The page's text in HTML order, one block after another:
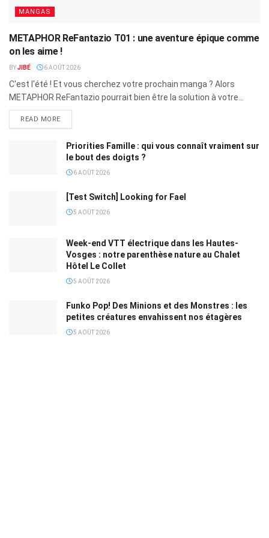
MANGAS
METAPHOR ReFantazio T01 : une aventure épique comme
on les aime !
BYJIBÉ 6 AOÛT 2026
C'est l'été ! Et vous cherchez votre prochain manga ? Alors
METAPHOR ReFantazio pourrait bien être la solution à votre...
READ MORE
Priorities Famille : qui vous connaît vraiment sur
le bout des doigts ?
6 AOÛT 2026
[Test Switch] Looking for Fael
5 AOÛT 2026
Week-end VTT électrique dans les Hautes-
Vosges : notre parenthèse nature au Chalet
Hôtel Le Collet
5 AOÛT 2026
Funko Pop! Des Minions et des Monstres : les
petites créatures envahissent nos étagères
5 AOÛT 2026